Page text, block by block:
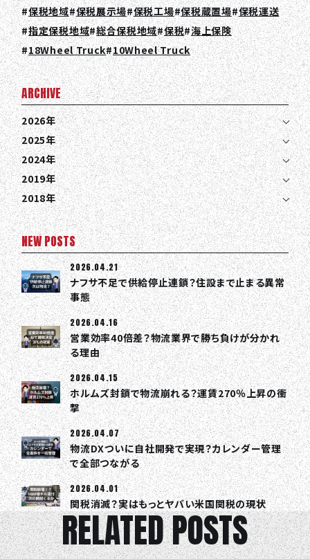
TOP
ABOUT HPS Value
SERVICES
COMPANY
RECRUIT
COLUMN
NEWS
CONTACT
EN JA TH
保税地域 保税展示場 保税工場 保税蔵置場 保税運送
指定保税地域 総合保税地域 保税 海上保険
18Wheel Truck 10Wheel Truck
ARCHIVE
2026年
2025年
2024年
2019年
2018年
NEW POSTS
2026.04.21
ナフサ不足で供給停止連鎖？住設まで止まる異常
事態
2026.04.16
営業効率40倍差？物流業界で勝ち負けが分かれ
る理由
2026.04.15
ホルムズ封鎖で物流崩れる？運賃270％上昇の衝
撃
2026.04.07
物流DXついに自社開発で実現？カレンダー管理
で全部つながる
2026.04.01
関税消滅？実はもっとヤバい米国関税の現状
RELATED POSTS